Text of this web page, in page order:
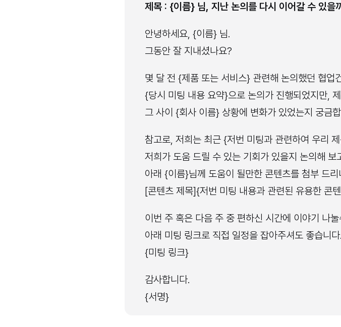
제목 : {이름} 님, 지난 논의를 다시 이어갈 수 있을
안녕하세요, {이름} 님.
그동안 잘 지내셨나요?
몇 달 전 {제품 또는 서비스} 관련해 논의했던 협업
{당시 미팅 내용 요약}으로 논의가 진행되었지만,
그 사이 {회사 이름} 상황에 변화가 있었는지 궁금
참고로, 저희는 최근 {저번 미팅과 관련하여 우리
저희가 도움 드릴 수 있는 기회가 있을지 논의해 보
아래 {이름}님께 도움이 될만한 콘텐츠를 첨부 드
[콘텐츠 제목]{저번 미팅 내용과 관련된 유용한 콘
이번 주 혹은 다음 주 중 편하신 시간에 이야기 나
아래 미팅 링크로 직접 일정을 잡아주셔도 좋습니다.
{미팅 링크}
감사합니다.
{서명}